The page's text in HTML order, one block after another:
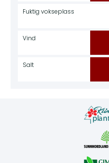
Fuktig vokseplass
Vind
Salt